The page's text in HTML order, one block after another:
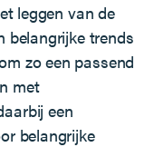
leggen van de
belangrijke trends
zo een passend
met
een
belangrijke